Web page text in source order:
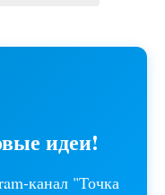
идеи!
канал "Точка